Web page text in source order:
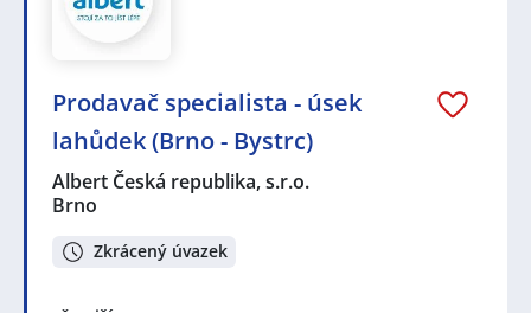
Prodavač specialista - úsek
lahůdek (Brno - Bystrc)
Albert Česká republika, s.r.o.
Brno
Zkrácený úvazek